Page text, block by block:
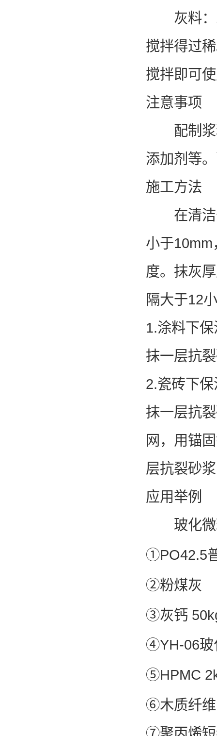
灰料：
搅拌得过
搅拌即可
注意事项
配制浆
添加剂等
施工方法
在清洁
小于
度。抹灰
隔大于12
1.涂料下
抹一层抗
2.瓷砖下
抹一层抗
网，用锚
层抗裂砂
应用举例
玻化微
②粉
③灰钙
④YH-06玻
⑤HPMC
⑥木
⑦聚丙